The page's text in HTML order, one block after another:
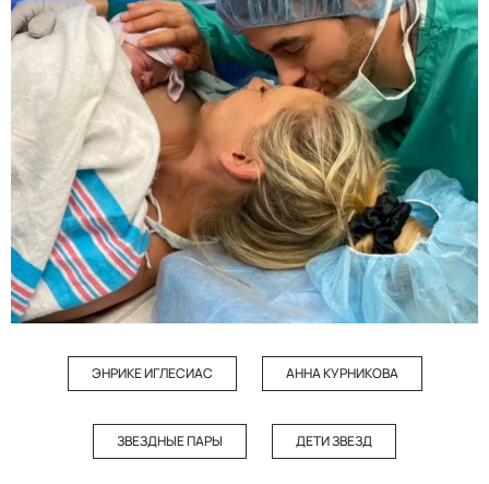
ЭНРИКЕ ИГЛЕСИАС АННА КУРНИКОВА
ЗВЕЗДНЫЕ ПАРЫ ДЕТИ ЗВЕЗД